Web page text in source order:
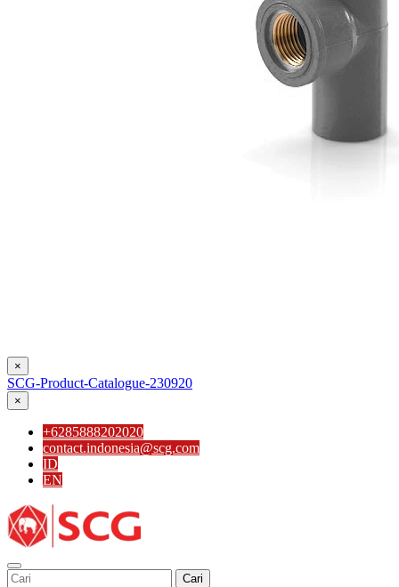
×
SCG-Product-Catalogue-230920
×
+6285888202020
contact.indonesia@scg.com
ID
EN
Cari